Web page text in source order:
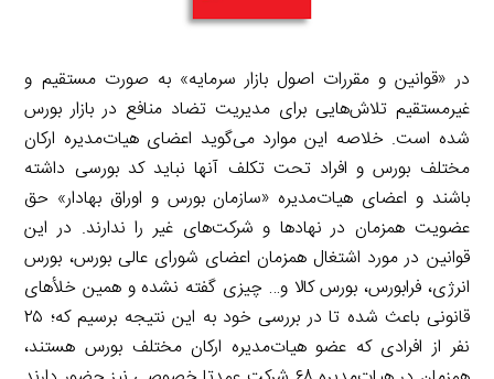
در «قوانین و مقررات اصول بازار سرمایه» به صورت مستقیم و
غیرمستقیم تلاش‌هایی برای مدیریت تضاد منافع در بازار بورس
شده است. خلاصه این موارد می‌گوید اعضای هیات‌مدیره ارکان
مختلف بورس و افراد تحت تکلف آنها نباید کد بورسی داشته
باشند و اعضای هیات‌مدیره «سازمان بورس و اوراق بهادار» حق
عضویت همزمان در نهادها و شرکت‌های غیر را ندارند. در این
قوانین در مورد اشتغال همزمان اعضای شورای عالی بورس، بورس
انرژی، فرابورس، بورس کالا و… چیزی گفته نشده و همین خلأهای
قانونی باعث شده تا در بررسی خود به این نتیجه برسیم که؛ ۲۵
نفر از افرادی که عضو هیات‌مدیره ارکان مختلف بورس هستند،